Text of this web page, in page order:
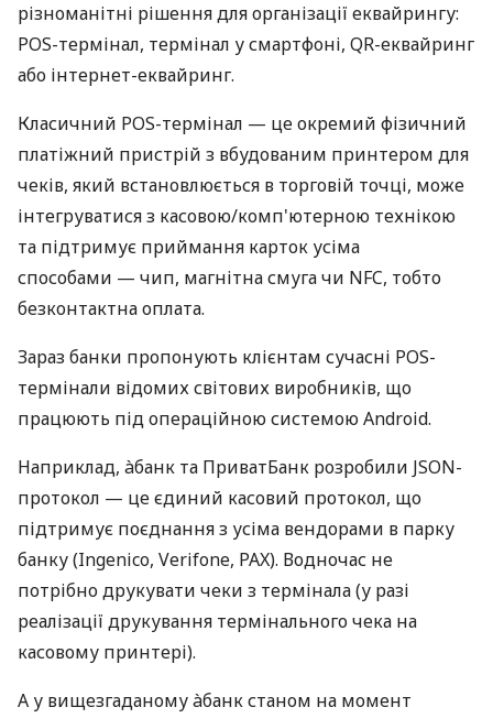
різноманітні рішення для організації еквайрингу:
POS-термінал, термінал у смартфоні, QR-еквайринг
або інтернет-еквайринг.
Класичний POS-термінал — це окремий фізичний
платіжний пристрій з вбудованим принтером для
чеків, який встановлюється в торговій точці, може
інтегруватися з касовою/комп'ютерною технікою
та підтримує приймання карток усіма
способами — чип, магнітна смуга чи NFC, тобто
безконтактна оплата.
Зараз банки пропонують клієнтам сучасні POS-
термінали відомих світових виробників, що
працюють під операційною системою Android.
Наприклад, àбанк та ПриватБанк розробили JSON-
протокол — це єдиний касовий протокол, що
підтримує поєднання з усіма вендорами в парку
банку (Ingenico, Verifone, PAX). Водночас не
потрібно друкувати чеки з термінала (у разі
реалізації друкування термінального чека на
касовому принтері).
А у вищезгаданому àбанк станом на момент